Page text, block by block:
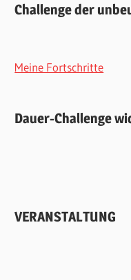
Challenge der
Meine Fortschritte
Dauer-Challenge
VERANSTALTUNG